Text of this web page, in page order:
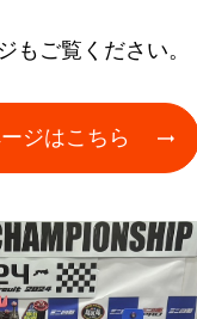
ご覧ください。
ジはこちら